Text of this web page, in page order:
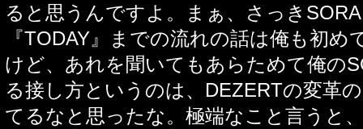
ると思うんですよ。まぁ、さっき
『TODAY』までの流れの話は俺も初め
けど、あれを聞いてもあらためて俺の
る接し方というのは、DEZERTの変革
てるなと思ったな。極端なこと言うと